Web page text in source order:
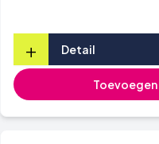
+ Detail
Toevoegen